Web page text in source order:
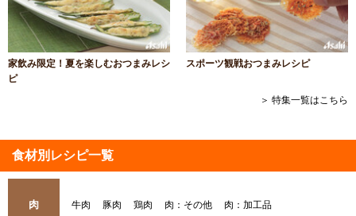
家飲み限定！夏を楽しむおつまみレシ
ピ
スポーツ観戦おつまみレシピ
＞ 特集一覧はこちら
食材別レシピ一覧
肉 牛肉 豚肉 鶏肉 肉：その他 肉：加工品